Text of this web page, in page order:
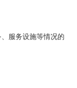
服务设施等情况的